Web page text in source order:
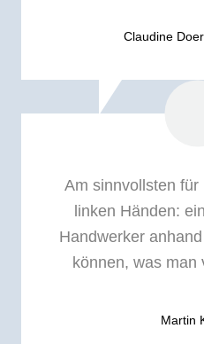
Claudine
Am sinnvollsten
linken Händen:
Handwerker
können, was man
Martin